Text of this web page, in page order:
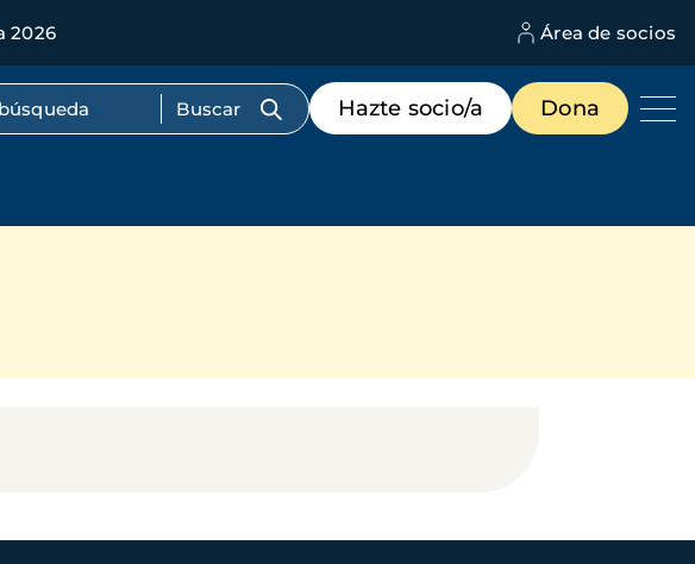
2026 Área de socios
Menú
de
destacados
Hazte socio/a Dona